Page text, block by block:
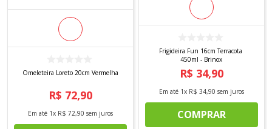
Omeleteira Loreto 20cm Vermelha
R$ 72,90
Em até 1x R$ 72,90 sem juros
Frigideira Fun 16cm Terracota
450ml - Brinox
R$ 34,90
Em até 1x R$ 34,90 sem juros
COMPRAR